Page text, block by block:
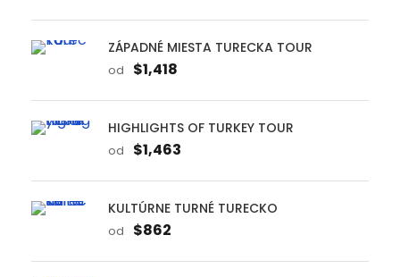
ZÁPADNÉ MIESTA TURECKA TOUR
od $1,418
HIGHLIGHTS OF TURKEY TOUR
od $1,463
KULTÚRNE TURNÉ TURECKO
od $862